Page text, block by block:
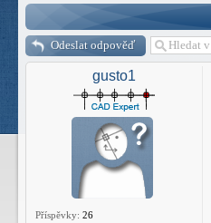
Odeslat odpověď
gusto1
Příspěvky: 26